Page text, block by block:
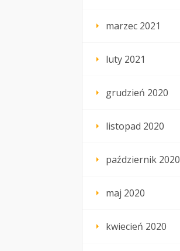
marzec 2021
luty 2021
grudzień 2020
listopad 2020
październik 2020
maj 2020
kwiecień 2020